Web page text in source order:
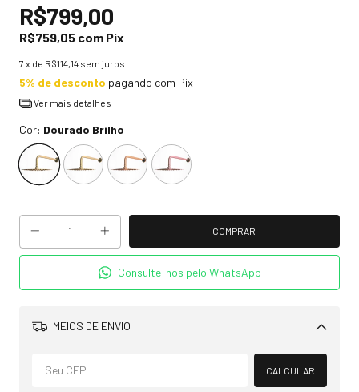
R$799,00
R$759,05 com Pix
7 x de R$114,14 sem juros
5% de desconto pagando com Pix
Ver mais detalhes
Cor: Dourado Brilho
Consulte-nos pelo WhatsApp
MEIOS DE ENVIO
Alterar CEP
CALCULAR